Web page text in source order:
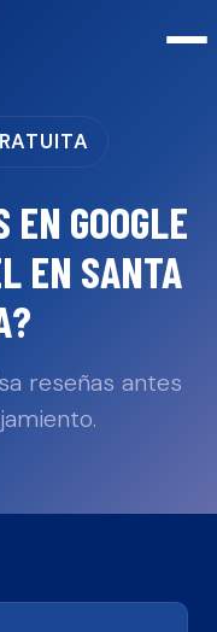
EN GOOGLE
EN SANTA
?
reseñas antes